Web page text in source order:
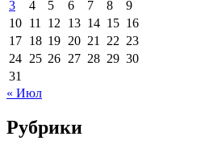
3
4 5 6 7 8
9
10 11 12 13 14 15 16
17 18 19 20 21 22 23
24 25 26 27 28 29 30
31
« Июл
Рубрики